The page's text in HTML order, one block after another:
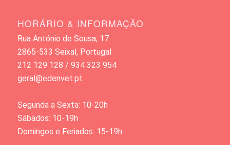
HORÁRIO & INFORMAÇÃO
Rua António de Sousa, 17
2865-533 Seixal, Portugal
212 129 128 / 934 323 954
geral@edenvet.pt
Segunda a Sexta: 10-20h
Sábados: 10-19h
Domingos e Feriados: 15-19h